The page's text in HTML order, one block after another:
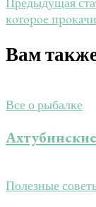
которое
Вам
Все о рыбалке
Полезные